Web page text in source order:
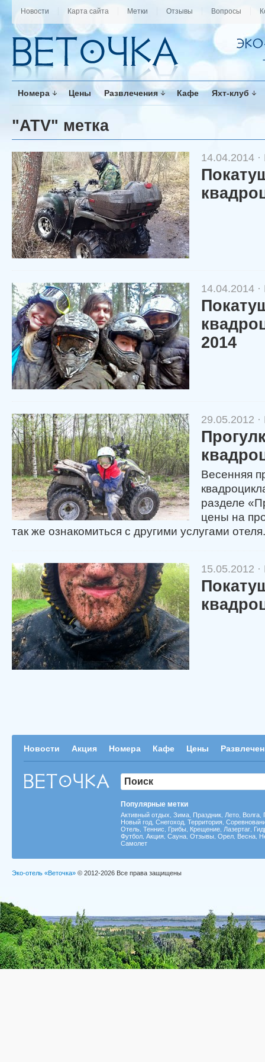
Новости Карта сайта Метки Отзывы Вопросы
Номера Цены Развлечения Кафе Яхт-клуб
"ATV" метка
14.04.2014 ·
14.04.2014 ·
2014
29.05.2012 ·
Весенняя
разделе
цены на
так же ознакомиться с другими услугами отеля.
15.05.2012 ·
Новости Акция Номера Кафе Цены
Популярные метки
Активный отдых Зима Праздник Лето Волга
Новый год Снегоход Территория
Отель Теннис Грибы Крещение Лазертаг
Футбол Акция Сауна Отзывы Орел Весна
Самолет
Эко-отель «Веточка» © 2012-2026 Все права защищены